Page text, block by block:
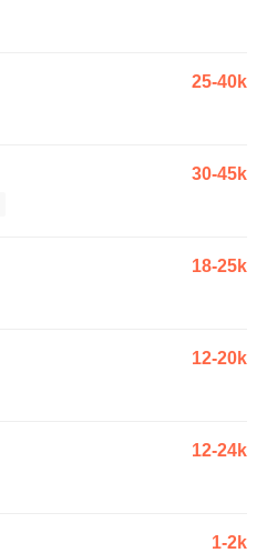
25-40k
30-45k
18-25k
12-20k
12-24k
1-2k